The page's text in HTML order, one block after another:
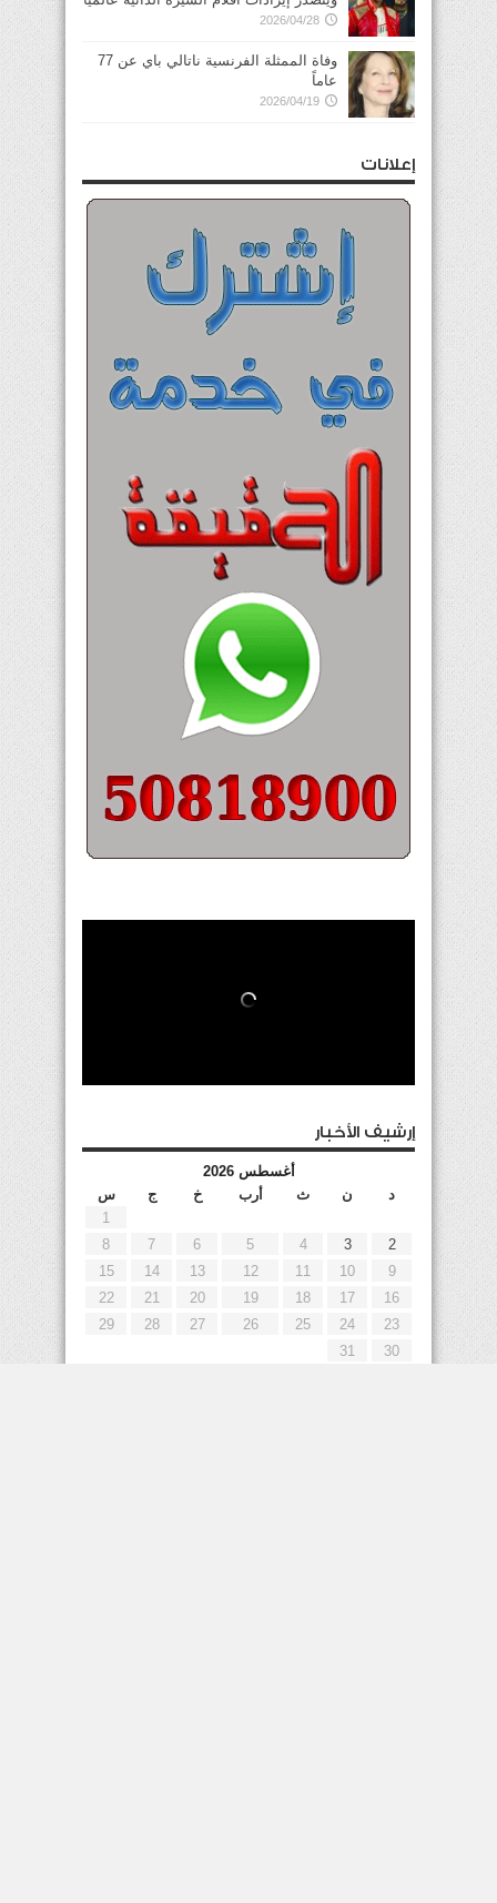
2026/04/28
وفاة الممثلة الفرنسية ناتالي باي عن 77
عاماً
2026/04/19
إعلانات
إرشيف الأخبار
أغسطس 2026
د
ن ث أرب خ ج
س
1
2
3
4
5
6
7
8
9
10
11
12
13
14
15
16
17
18
19
20
21
22
23
24
25
26
27
28
29
30
31